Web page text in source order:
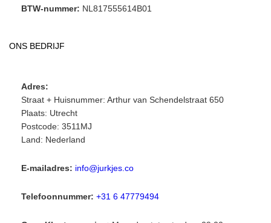
BTW-nummer: NL817555614B01
ONS BEDRIJF
Adres:
Straat + Huisnummer: Arthur van Schendelstraat 650
Plaats: Utrecht
Postcode: 3511MJ
Land: Nederland
E-mailadres: info@jurkjes.co
Telefoonnummer: +31 6 47779494